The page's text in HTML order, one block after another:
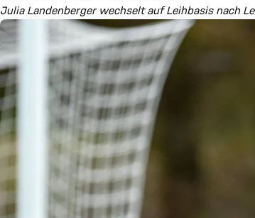
Julia Landenberger wechselt auf Leihbasis nach